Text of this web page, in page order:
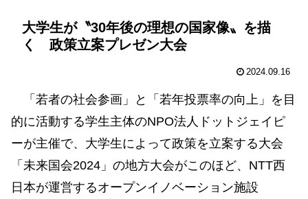
大学生が〝30年後の理想の国家像〟を描
く 政策立案プレゼン大会
2024.09.16
「若者の社会参画」と「若年投票率の向上」を目
的に活動する学生主体のNPO法人ドットジェイピ
ーが主催で、大学生によって政策を立案する大会
「未来国会2024」の地方大会がこのほど、NTT西
日本が運営するオープンイノベーション施設